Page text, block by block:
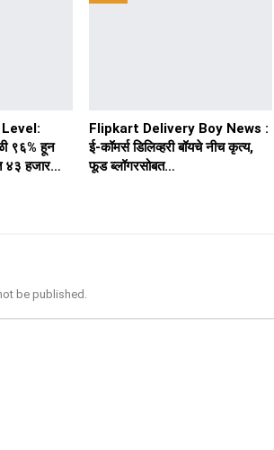
९६% हून
४३ हजार…
Flipkart Delivery Boy News :
ई-कॉमर्स डिलिव्हरी बॉयचे नीच कृत्य,
फूड ब्लॉगरसोबत…
be published.